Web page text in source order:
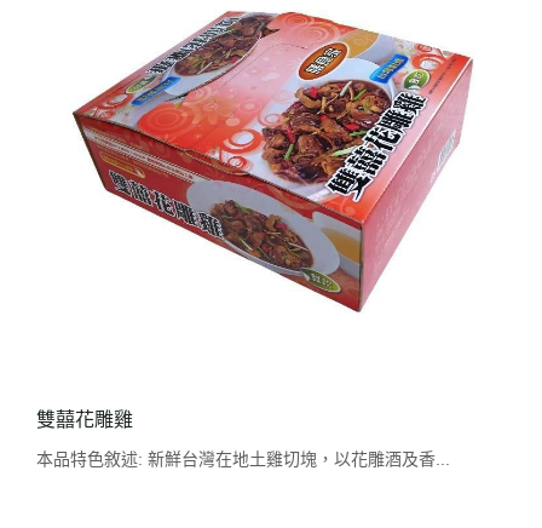
雙囍花雕雞
本品特色敘述: 新鮮台灣在地土雞切塊，以花雕酒及香...